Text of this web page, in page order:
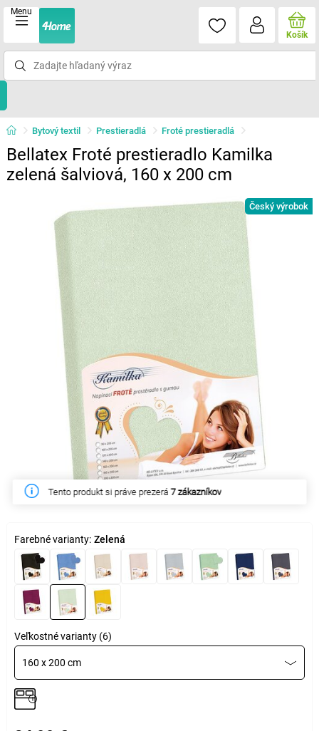
Menu
Košík
Bytový textil Prestieradlá Froté prestieradlá
Bellatex Froté prestieradlo Kamilka
zelená šalviová, 160 x 200 cm
Český výrobok
Tento produkt si práve prezerá7 zákazníkov
Farebné varianty: Zelená
Veľkostné varianty (6)
160 x 200 cm